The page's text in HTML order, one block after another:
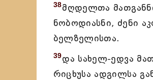
38მღდელთა
ნობოდიასნი, ძენი
ბელზელისთა.
39და სახელ-ედვა
რიცხუსა ადგილსა